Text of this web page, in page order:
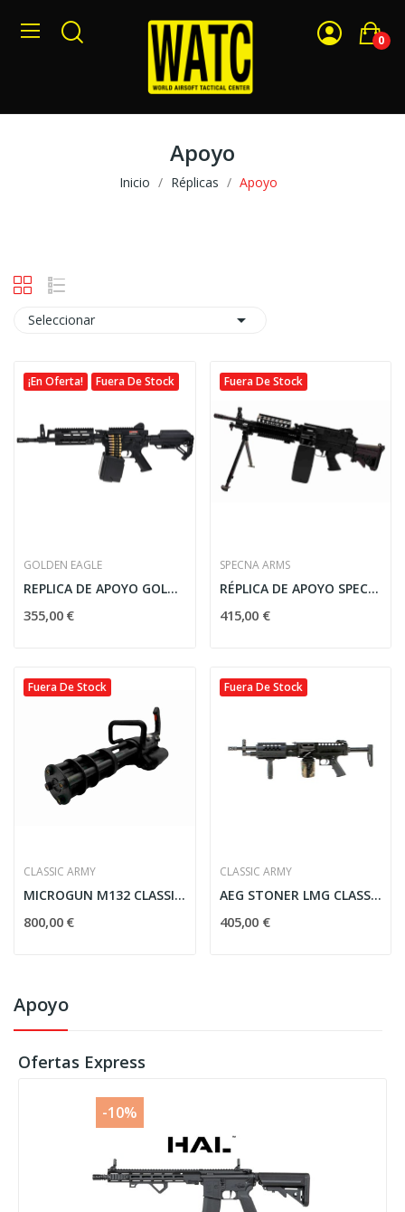
0
Apoyo
Inicio Réplicas Apoyo
Apoyo
Ofertas Express
-10%
Seleccionar 
¡En Oferta! Fuera De Stock
GOLDEN EAGLE
REPLICA DE APOYO GOLDEN EAGLE
355,00 €
Fuera De Stock
SPECNA ARMS
RÉPLICA DE APOYO SPECNA ARMS SA-46 CORE
415,00 €
Fuera De Stock
CLASSIC ARMY
MICROGUN M132 CLASSIC ARMY
800,00 €
Fuera De Stock
CLASSIC ARMY
AEG STONER LMG CLASSIC ARMY
405,00 €